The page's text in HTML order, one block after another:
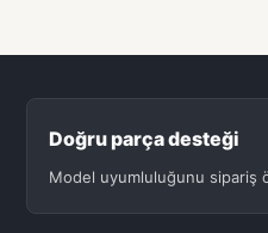
Doğru parça desteği
Model uyumluluğunu sipariş